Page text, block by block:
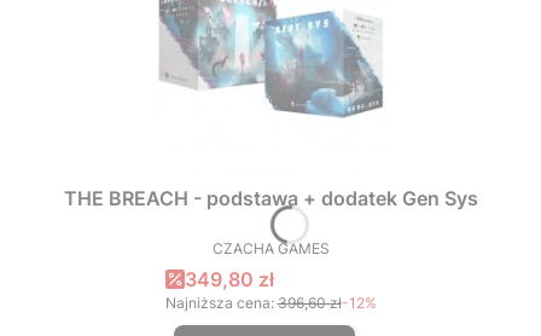
THE BREACH - podstawa + dodatek Gen Sys
PRODUCENT
CZACHA GAMES
Cena promocyjna
349,80 zł
Najniższa cena: 396,60 zł-12%